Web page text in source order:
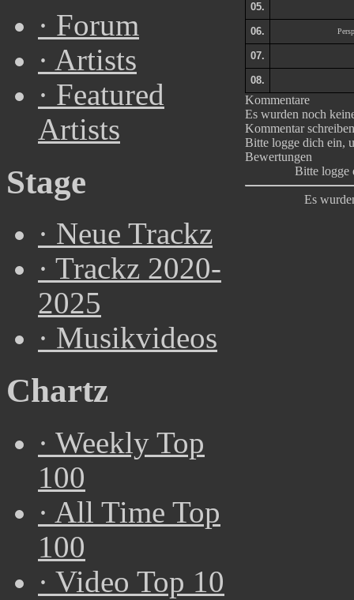
· Forum
· Artists
· Featured
Artists
Stage
· Neue Trackz
· Trackz 2020-
2025
· Musikvideos
Chartz
· Weekly Top
100
· All Time Top
100
· Video Top 10
05.
06.
07.
08.
Kommentare
Es wurden noch
Kommentar schreiben
Bitte logge dich ein,
Bewertungen
Bitte logge
Es